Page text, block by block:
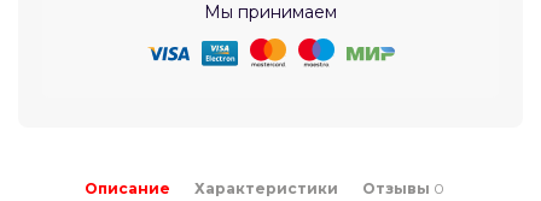
Мы принимаем
Описание Характеристики Отзывы 0